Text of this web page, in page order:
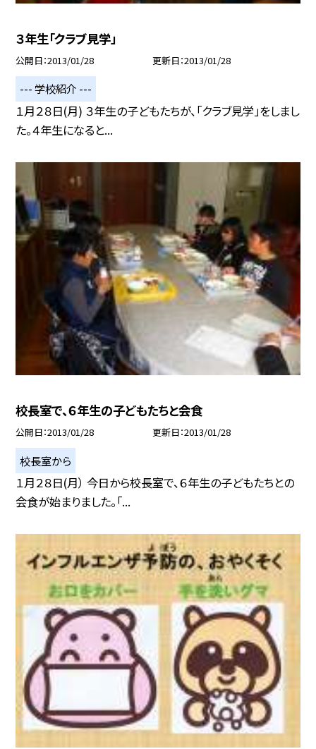
３年生「クラブ見学」
公開日 2013/01/28 更新日 2013/01/28
--- 学校紹介 ---
１月２８日(月) ３年生の子どもたちが、「クラブ見学」をしまし
た。４年生になると...
校長室で、６年生の子どもたちと会食
公開日 2013/01/28 更新日 2013/01/28
校長室から
１月２８日(月） 今日から校長室で、６年生の子どもたちとの
会食が始まりました。「...